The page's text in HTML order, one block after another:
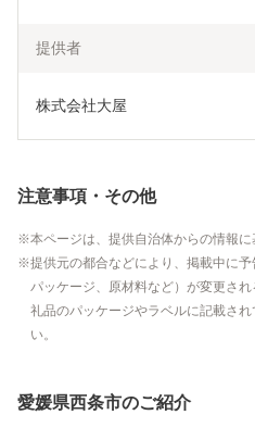
提供者
株式会社大屋
注意事項・その他
本ページは、提供自治体からの情報に
提供元の都合などにより、掲載中に予
パッケージ、原材料など）が変更さ
礼品のパッケージやラベルに記載さ
い。
愛媛県西条市のご紹介